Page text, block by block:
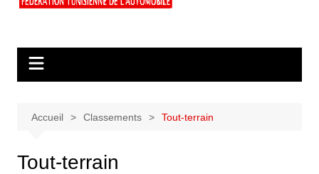
Accueil Classements Tout-terrain
Tout-terrain